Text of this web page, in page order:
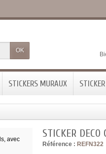
OK
STICKERS MURAUX
STICKER DECO
Référence : REFN322
avec